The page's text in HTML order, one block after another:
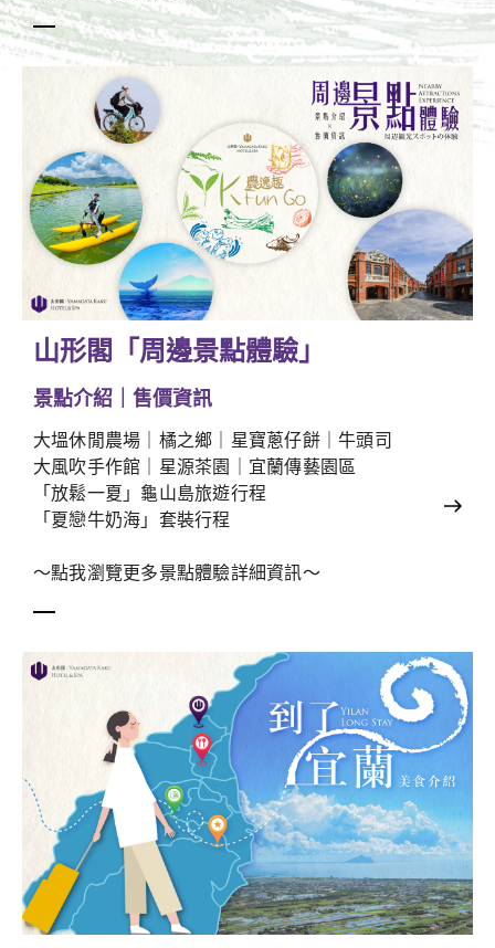
山形閣「周邊景點體驗」
景點介紹｜售價資訊
大塭休閒農場｜橘之鄉｜星寶蔥仔餅｜牛頭司
大風吹手作館｜星源茶園｜宜蘭傳藝園區
「放鬆一夏」龜山島旅遊行程
「夏戀牛奶海」套裝行程
～點我瀏覽更多景點體驗詳細資訊～